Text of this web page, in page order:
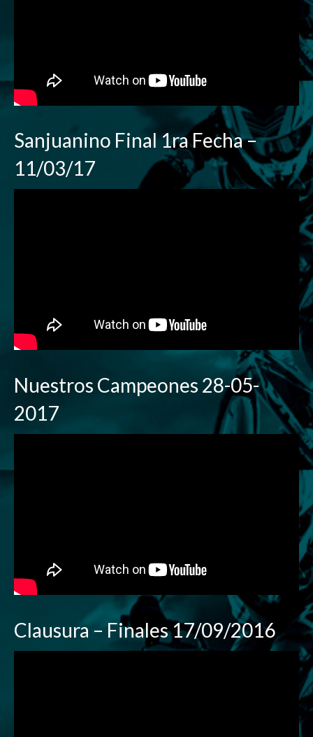
Sanjuanino Final 1ra Fecha –
11/03/17
Nuestros Campeones 28-05-
2017
Clausura – Finales 17/09/2016